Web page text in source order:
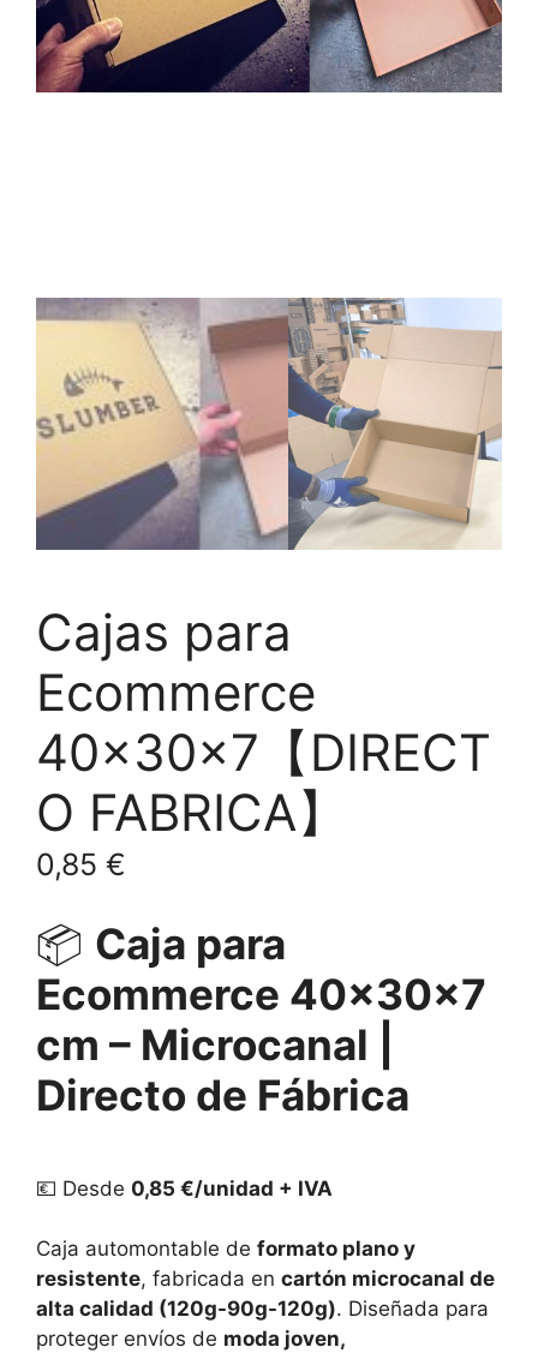
Cajas para
Ecommerce
40x30x7【DIRECT
O FABRICA】
0,85 €
📦 Caja para
Ecommerce 40×30×7
cm – Microcanal |
Directo de Fábrica
💶 Desde 0,85 €/unidad + IVA
Caja automontable de formato plano y
resistente, fabricada en cartón microcanal de
alta calidad (120g-90g-120g). Diseñada para
proteger envíos de moda joven,